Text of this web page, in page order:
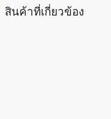
สินค้าที่เกี่ยวข้อง